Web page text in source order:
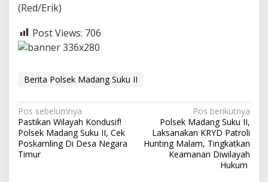
(Red/Erik)
Post Views: 706
Berita Polsek Madang Suku II
N
a
v
i
Pos sebelumnya
Pastikan Wilayah Kondusif!
Polsek Madang Suku II, Cek
Poskamling Di Desa Negara
Timur
Pos berikutnya
Polsek Madang Suku II,
Laksanakan KRYD Patroli
Hunting Malam, Tingkatkan
Keamanan Diwilayah
Hukum